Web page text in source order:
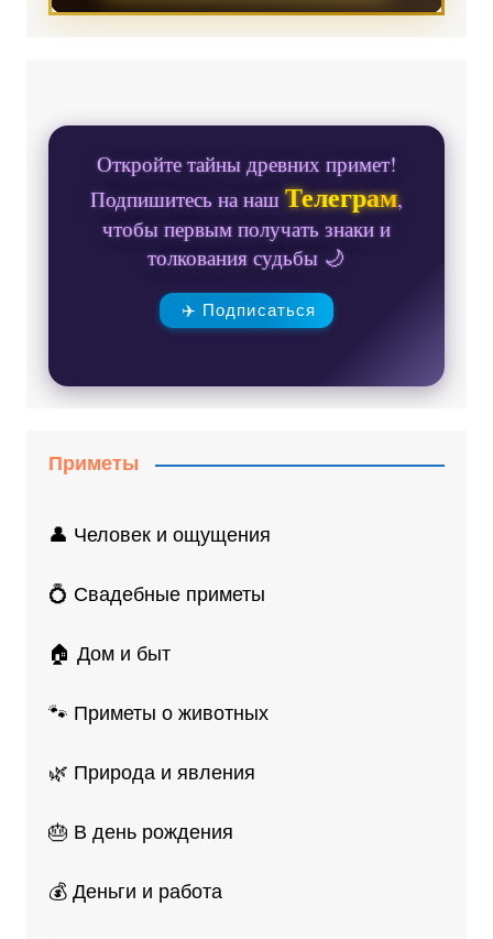
Откройте тайны древних примет!
Подпишитесь на нашТелеграм,
чтобы первым получать знаки и
толкования судьбы 🌙
✈️ Подписаться
Приметы
👤 Человек и ощущения
💍 Свадебные приметы
🏠 Дом и быт
🐾 Приметы о животных
🌿 Природа и явления
🎂 В день рождения
💰 Деньги и работа